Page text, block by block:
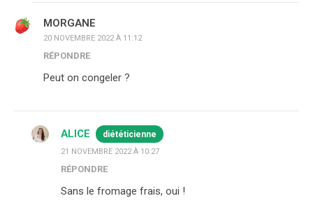
MORGANE
20 NOVEMBRE 2022 À 11:12
RÉPONDRE
Peut on congeler ?
ALICE diététicienne
21 NOVEMBRE 2022 À 10:27
RÉPONDRE
Sans le fromage frais, oui !